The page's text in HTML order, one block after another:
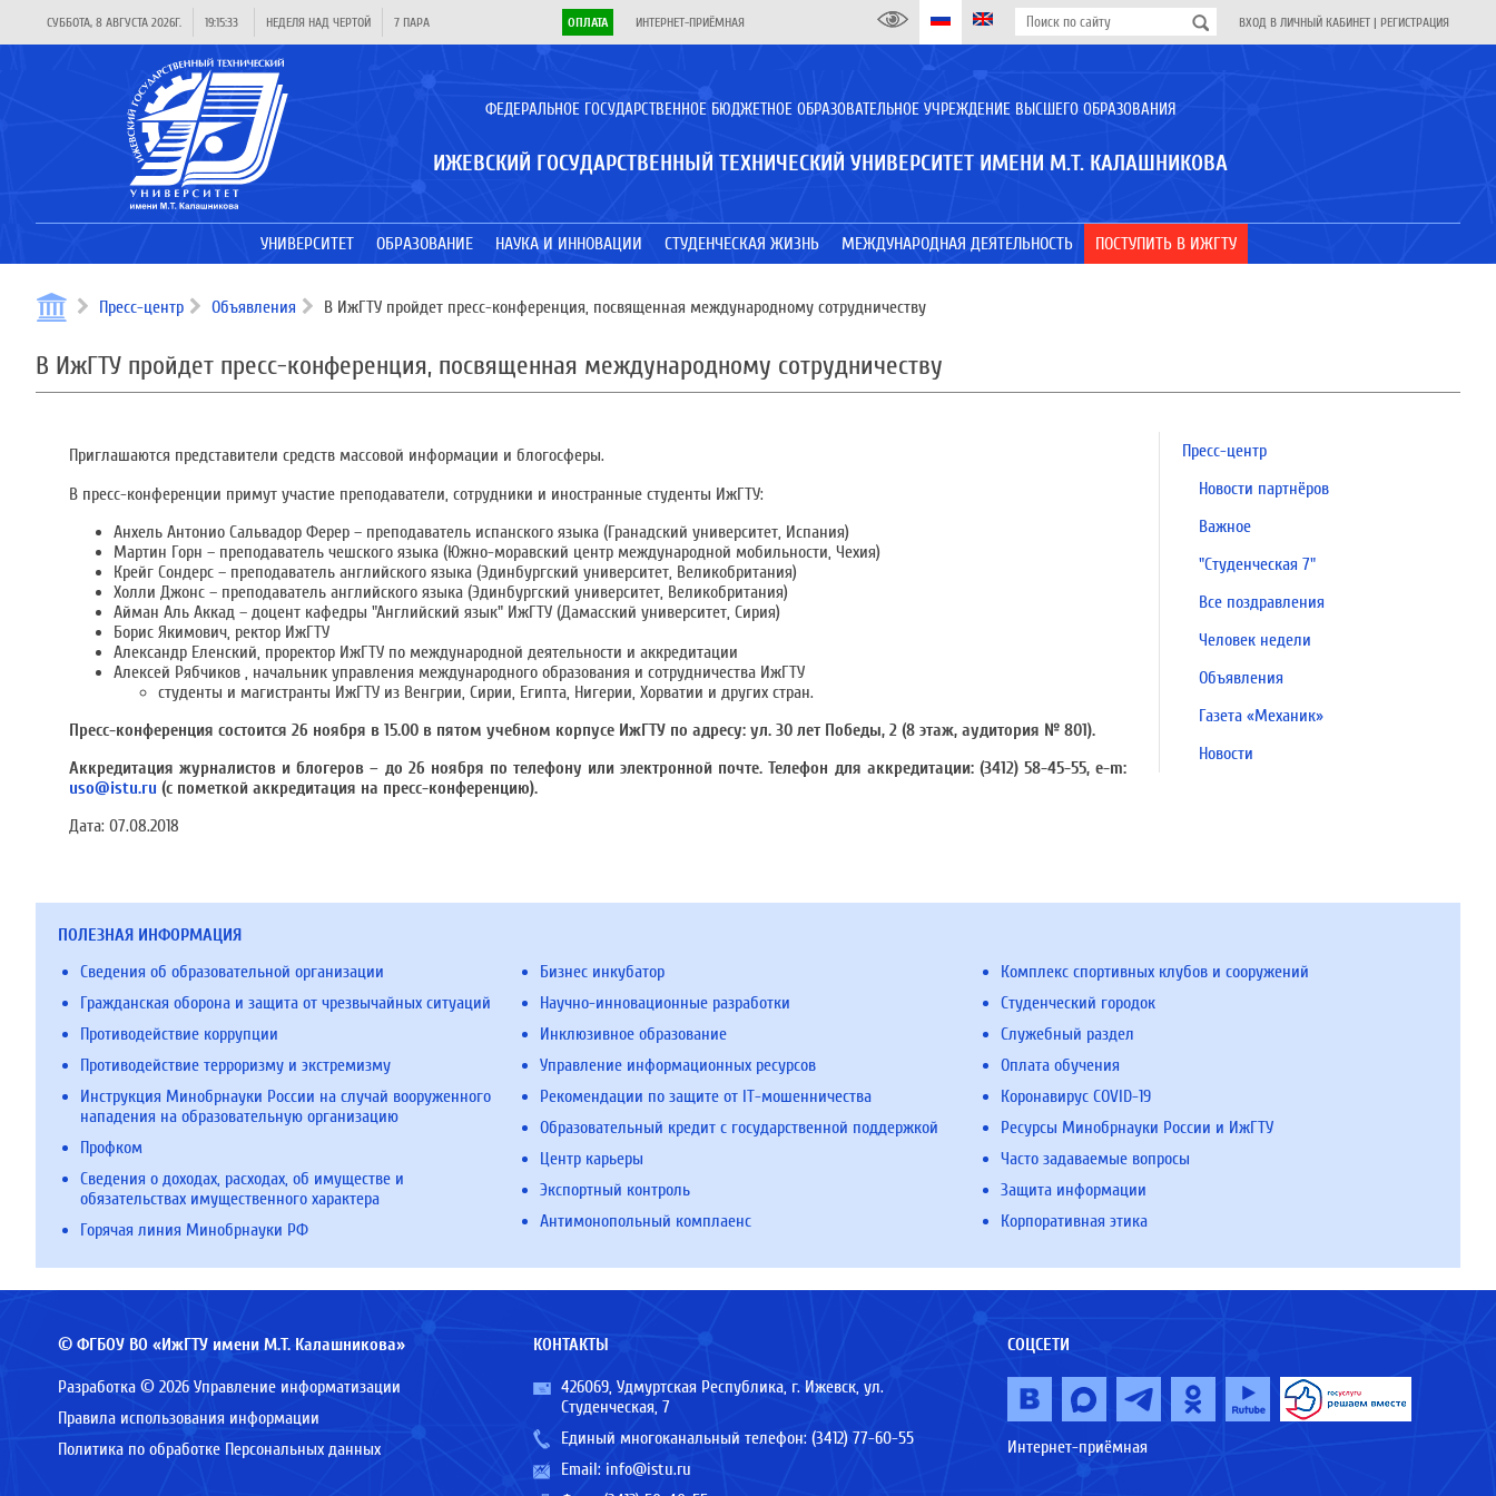
СУББОТА, 8 АВГУСТА 2026Г. 19:15:33 НЕДЕЛЯ НАД ЧЕРТОЙ 7 ПАРА ОПЛАТА ИНТЕРНЕТ-ПРИЁМНАЯ ВХОД В ЛИЧНЫЙ КАБИНЕТ | РЕГИСТРАЦИЯ
ФЕДЕРАЛЬНОЕ ГОСУДАРСТВЕННОЕ БЮДЖЕТНОЕ ОБРАЗОВАТЕЛЬНОЕ УЧРЕЖДЕНИЕ ВЫСШЕГО ОБРАЗОВАНИЯ
ИЖЕВСКИЙ ГОСУДАРСТВЕННЫЙ ТЕХНИЧЕСКИЙ УНИВЕРСИТЕТ ИМЕНИ М.Т. КАЛАШНИКОВА
УНИВЕРСИТЕТ ОБРАЗОВАНИЕ НАУКА И ИННОВАЦИИ СТУДЕНЧЕСКАЯ ЖИЗНЬ МЕЖДУНАРОДНАЯ ДЕЯТЕЛЬНОСТЬ ПОСТУПИТЬ В ИЖГТУ
Пресс-центр Объявления В ИжГТУ пройдет пресс-конференция, посвященная международному сотрудничеству
В ИжГТУ пройдет пресс-конференция, посвященная международному сотрудничеству
Приглашаются представители средств массовой информации и блогосферы.
В пресс-конференции примут участие преподаватели, сотрудники и иностранные студенты ИжГТУ:
Анхель Антонио Сальвадор Ферер – преподаватель испанского языка (Гранадский университет, Испания)
Мартин Горн – преподаватель чешского языка (Южно-моравский центр международной мобильности, Чехия)
Крейг Сондерс – преподаватель английского языка (Эдинбургский университет, Великобритания)
Холли Джонс – преподаватель английского языка (Эдинбургский университет, Великобритания)
Айман Аль Аккад – доцент кафедры "Английский язык" ИжГТУ (Дамасский университет, Сирия)
Борис Якимович, ректор ИжГТУ
Александр Еленский, проректор ИжГТУ по международной деятельности и аккредитации
Алексей Рябчиков , начальник управления международного образования и сотрудничества ИжГТУ
студенты и магистранты ИжГТУ из Венгрии, Сирии, Египта, Нигерии, Хорватии и других стран.
Пресс-конференция состоится 26 ноября в 15.00 в пятом учебном корпусе ИжГТУ по адресу: ул. 30 лет Победы, 2 (8 этаж, аудитория № 801).
Аккредитация журналистов и блогеров – до 26 ноября по телефону или электронной почте. Телефон для аккредитации: (3412) 58-45-55, e-m:
uso@istu.ru (с пометкой аккредитация на пресс-конференцию).
Дата: 07.08.2018
Пресс-центр
Новости партнёров
Важное
"Студенческая 7"
Все поздравления
Человек недели
Объявления
Газета «Механик»
Новости
ПОЛЕЗНАЯ ИНФОРМАЦИЯ
Сведения об образовательной организации
Гражданская оборона и защита от чрезвычайных ситуаций
Противодействие коррупции
Противодействие терроризму и экстремизму
Инструкция Минобрнауки России на случай вооруженного
нападения на образовательную организацию
Профком
Сведения о доходах, расходах, об имуществе и
обязательствах имущественного характера
Горячая линия Минобрнауки РФ
Бизнес инкубатор
Научно-инновационные разработки
Инклюзивное образование
Управление информационных ресурсов
Рекомендации по защите от IT-мошенничества
Образовательный кредит с государственной поддержкой
Центр карьеры
Экспортный контроль
Антимонопольный комплаенс
Комплекс спортивных клубов и сооружений
Студенческий городок
Служебный раздел
Оплата обучения
Коронавирус COVID-19
Ресурсы Минобрнауки России и ИжГТУ
Часто задаваемые вопросы
Защита информации
Корпоративная этика
© ФГБОУ ВО «ИжГТУ имени М.Т. Калашникова»
Разработка © 2026 Управление информатизации
Правила использования информации
Политика по обработке Персональных данных
КОНТАКТЫ
426069, Удмуртская Республика, г. Ижевск, ул.
Студенческая, 7
Единый многоканальный телефон: (3412) 77-60-55
Email: info@istu.ru
СОЦСЕТИ
Интернет-приёмная